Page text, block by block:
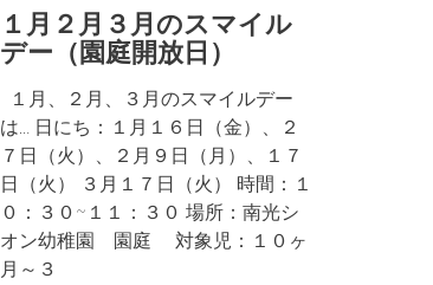
１月２月３月のスマイル
デー（園庭開放日）
１月、２月、３月のスマイルデー
は… 日にち：１月１６日（金）、２
７日（火）、２月９日（月）、１７
日（火） ３月１７日（火） 時間：１
０：３０~１１：３０ 場所：南光シ
オン幼稚園 園庭 対象児：１０ヶ
月～３